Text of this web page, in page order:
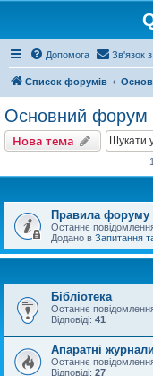
Допомога Зв'язок з
Список форумів
Основний форум
Нова тема
Правила форуму
Останнє
Додано в Запитання
Бібліотека
Останнє
Відповіді: 41
Апаратні журнали
Останнє
Відповіді: 27